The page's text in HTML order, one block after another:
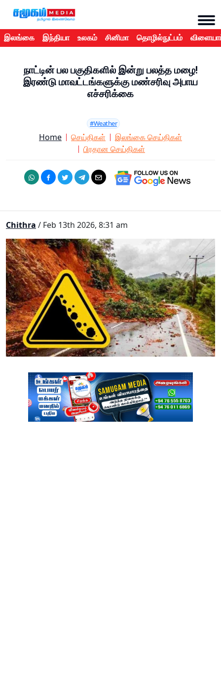
இலங்கை இந்தியா உலகம் சினிமா தொழில்நுட்பம்
நாட்டின் பல பகுதிகளில் இன்று பலத்த மழை!
இரண்டு மாவட்டங்களுக்கு மண்சரிவு அபாய
எச்சரிக்கை
#Weather
Home செய்திகள்
இலங்கை செய்திகள்
பிரதான செய்திகள்
Chithra / Feb 13th 2026, 8:31 am